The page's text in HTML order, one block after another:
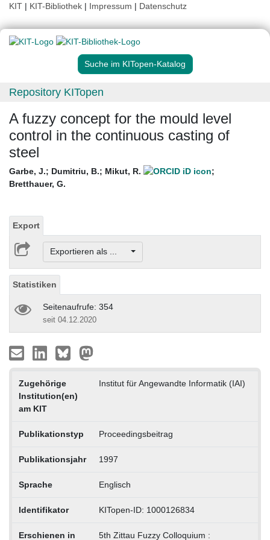
KIT | KIT-Bibliothek | Impressum | Datenschutz
Suche im KITopen-Katalog
Repository KITopen
A fuzzy concept for the mould level
control in the continuous casting of
steel
Garbe, J.; Dumitriu, B.; Mikut, R.
;
Bretthauer, G.
Export
Exportieren als ...
Statistiken
Seitenaufrufe: 354
seit 04.12.2020
Zugehörige
Institution(en)
am KIT
Institut für Angewandte Informatik (IAI)
Publikationstyp Proceedingsbeitrag
Publikationsjahr 1997
Sprache Englisch
Identifikator KITopen-ID: 1000126834
Erschienen in 5th Zittau Fuzzy Colloquium :